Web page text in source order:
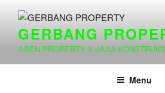
kontenGERBANG
AGEN PROPERTY & JASA
Menu